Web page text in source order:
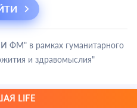
в рамках гуманитарного
и здравомыслия"
организма. Все права защищены
LIFE